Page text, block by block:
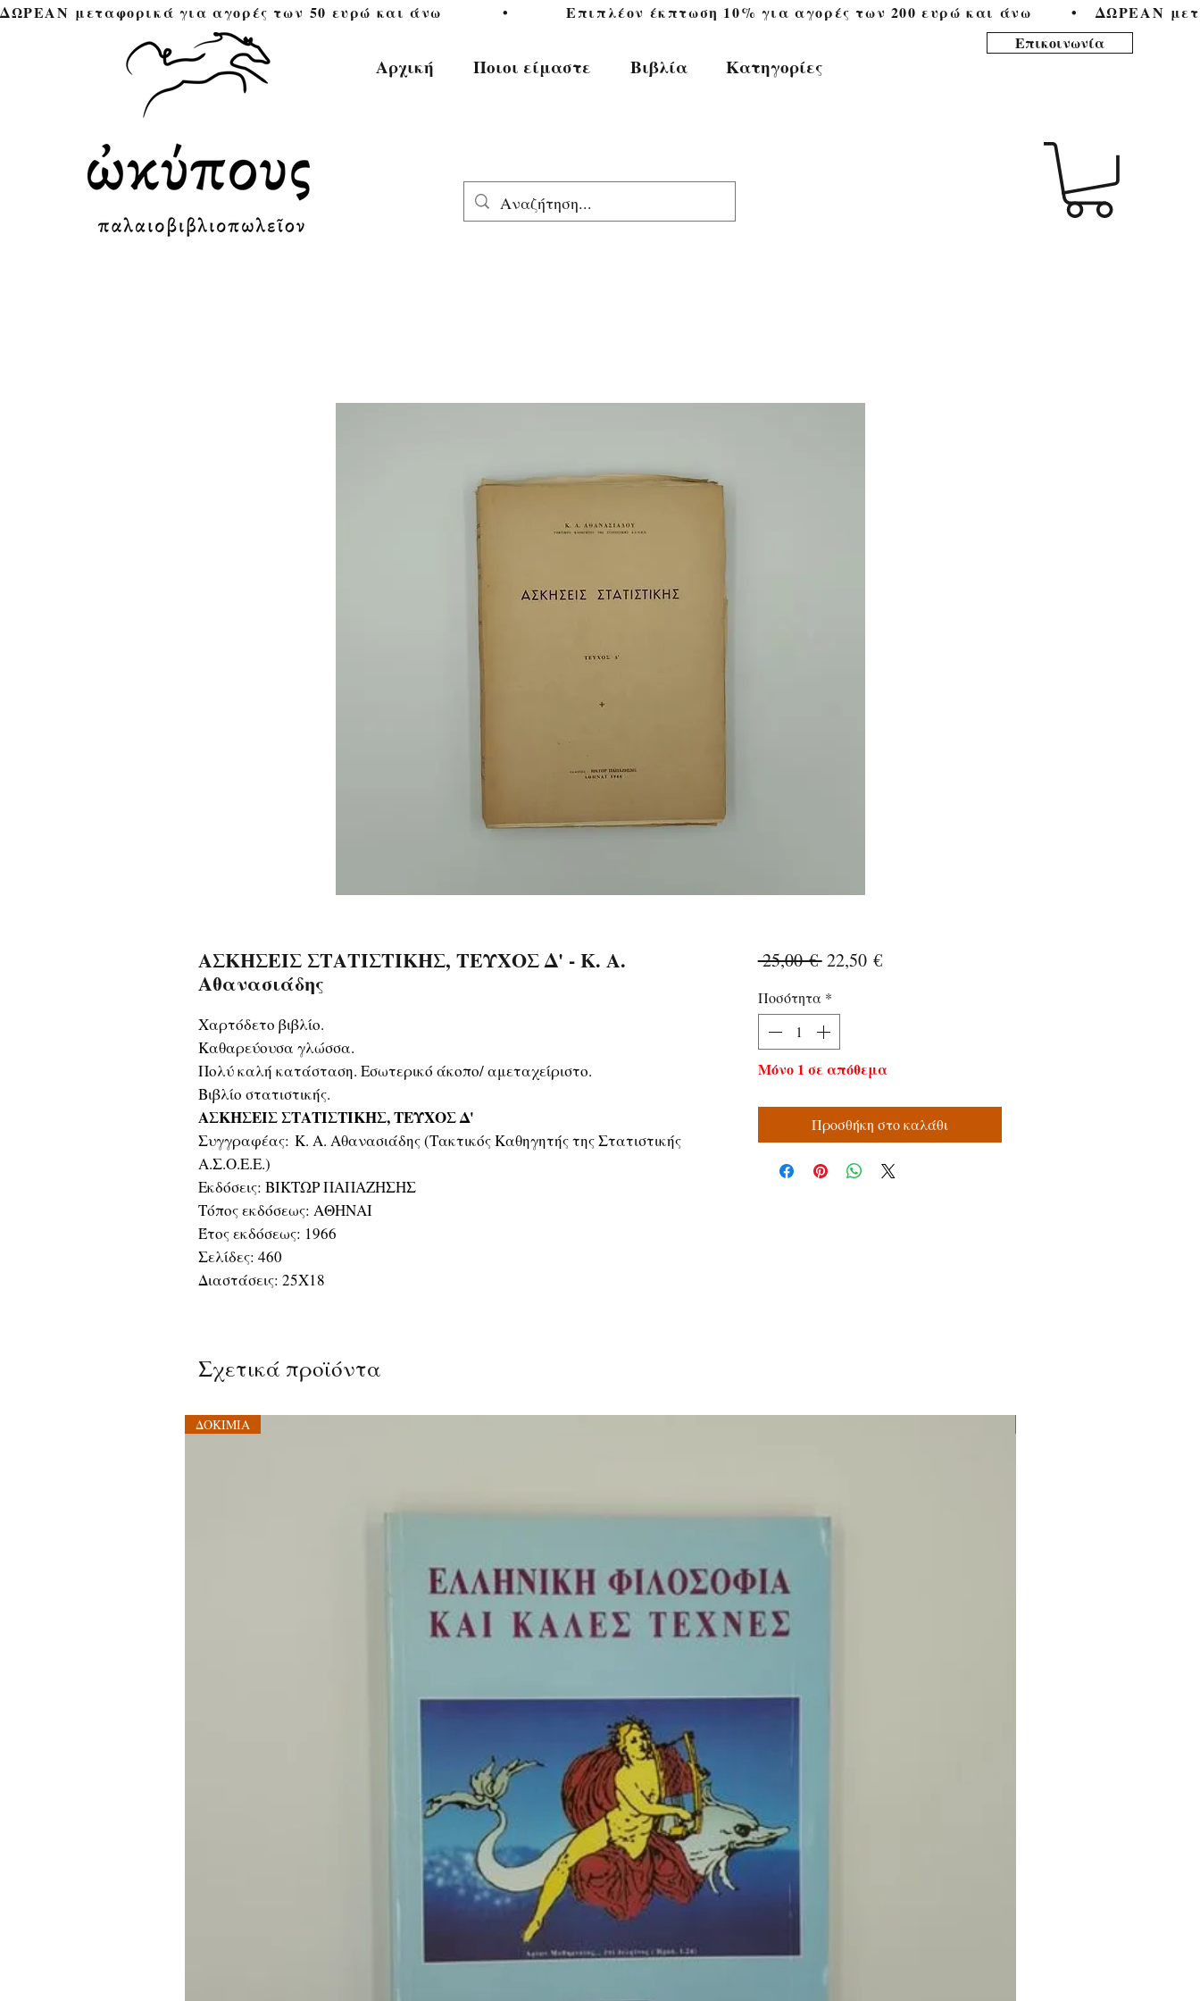
ΔΩΡΕΑΝ μεταφορικά για αγορές των 50 ευρώ και άνω            •           Επιπλέον έκπτωση 10% για αγορές των 200 ευρώ και άνω        •
Επικοινωνία
Αρχική Ποιοι είμαστε Βιβλία Κατηγορίες
ΑΣΚΗΣΕΙΣ ΣΤΑΤΙΣΤΙΚΗΣ, ΤΕΥΧΟΣ Δ' - Κ. Α.
Αθανασιάδης
Χαρτόδετο βιβλίο.
Καθαρεύουσα γλώσσα.
Πολύ καλή κατάσταση. Εσωτερικό άκοπο/ αμεταχείριστο.
Βιβλίο στατιστικής.
ΑΣΚΗΣΕΙΣ ΣΤΑΤΙΣΤΙΚΗΣ, ΤΕΥΧΟΣ Δ'
Συγγραφέας: Κ. Α. Αθανασιάδης (Τακτικός Καθηγητής της Στατιστικής
Α.Σ.Ο.Ε.Ε.)
Εκδόσεις: ΒΙΚΤΩΡ ΠΑΠΑΖΗΣΗΣ
Τόπος εκδόσεως: ΑΘΗΝΑΙ
Έτος εκδόσεως: 1966
Σελίδες: 460
Διαστάσεις: 25Χ18
25,00 € Κανονική
22,50 €Τιμή
Ποσότητα *
Μόνο 1 σε απόθεμα
Προσθήκη στο καλάθι
Σχετικά προϊόντα
ΔΟΚΙΜΙΑ